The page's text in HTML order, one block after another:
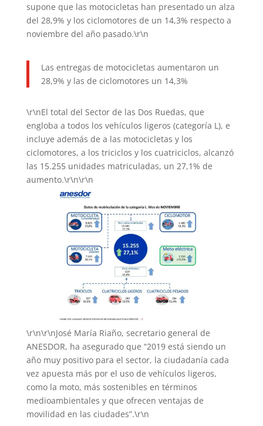
supone que las motocicletas han presentado un alza
del 28,9% y los ciclomotores de un 14,3% respecto a
noviembre del año pasado.\r\n
Las entregas de motocicletas aumentaron un
28,9% y las de ciclomotores un 14,3%
\r\nEl total del Sector de las Dos Ruedas, que
engloba a todos los vehículos ligeros (categoría L), e
incluye además de a las motocicletas y los
ciclomotores, a los triciclos y los cuatriciclos, alcanzó
las 15.255 unidades matriculadas, un 27,1% de
aumento.\r\n\r\n
\r\n\r\nJosé María Riaño, secretario general de
ANESDOR, ha asegurado que “2019 está siendo un
año muy positivo para el sector, la ciudadanía cada
vez apuesta más por el uso de vehículos ligeros,
como la moto, más sostenibles en términos
medioambientales y que ofrecen ventajas de
movilidad en las ciudades”.\r\n